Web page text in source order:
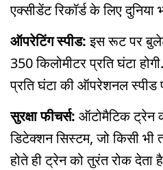
एक्सीडेंट रिकॉर्ड के लिए
ऑपरेटिंग स्पीड:इस रूट पर
350 किलोमीटर प्रति घंटा
प्रति घंटा की ऑपरेशनल स्पीड
सुरक्षा फीचर्स: ऑटोमैटिक ट्रेन
डिटेक्शन सिस्टम, जो किसी
होते ही ट्रेन को तुरंत रोक देता